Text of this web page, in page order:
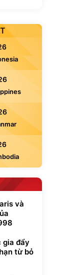
và
gia đẩy
từ bỏ